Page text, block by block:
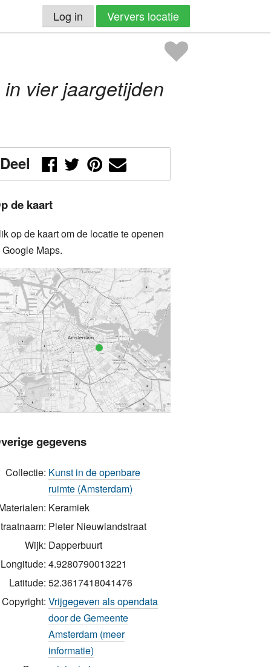
Log in Ververs locatie
vier jaargetijden
Deel
de kaart
op de kaart om de locatie te openen
Maps.
gegevens
Collectie: Kunst in de openbare
ruimte (Amsterdam)
Keramiek
Pieter Nieuwlandstraat
Wijk: Dapperbuurt
Longitude: 4.9280790013221
Latitude: 52.3617418041476
Copyright: Vrijgegeven als opendata
door de Gemeente
Amsterdam (meer
informatie)